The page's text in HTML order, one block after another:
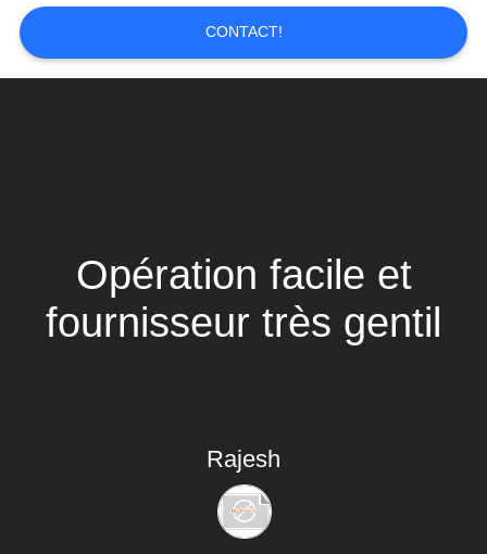
SITE
CONTACT!
Opération facile et
fournisseur très gentil
Rajesh